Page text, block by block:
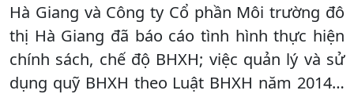
Hà Giang và Công ty Cổ phần Môi trường đô
thị Hà Giang đã báo cáo tình hình thực hiện
chính sách, chế độ BHXH; việc quản lý và sử
dụng quỹ BHXH theo Luật BHXH năm 2014…